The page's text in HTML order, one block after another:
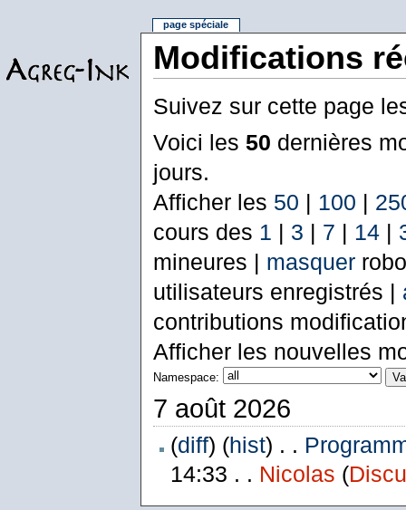
Modifications
Suivez sur cette page
Voici les 50 dernières
jours.
Afficher les 50 | 100 |
cours des 1 | 3 | 7 | 14|
mineures | masquer
utilisateurs enregistrés |
contributions
Afficher les nouvelles
Namespace:
7 août 2026
(diff) (hist) . .
14:33 . . Nicolas (
page spéciale